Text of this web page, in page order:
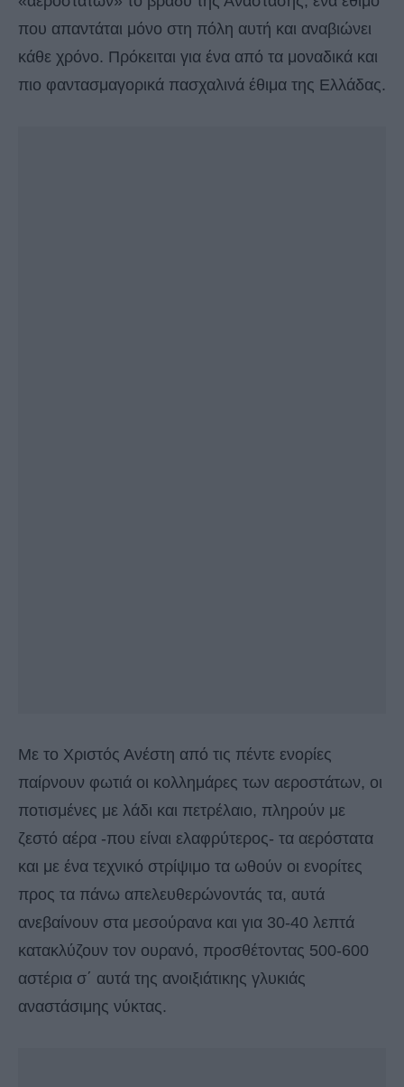
που απαντάται μόνο στη πόλη αυτή και αναβιώνει
κάθε χρόνο. Πρόκειται για ένα από τα μοναδικά και
πιο φαντασμαγορικά πασχαλινά έθιμα της Ελλάδας.
Με το Χριστός Ανέστη από τις πέντε ενορίες
παίρνουν φωτιά οι κολλημάρες των αεροστάτων, οι
ποτισμένες με λάδι και πετρέλαιο, πληρούν με
ζεστό αέρα -που είναι ελαφρύτερος- τα αερόστατα
και με ένα τεχνικό στρίψιμο τα ωθούν οι ενορίτες
προς τα πάνω απελευθερώνοντάς τα, αυτά
ανεβαίνουν στα μεσούρανα και για 30-40 λεπτά
κατακλύζουν τον ουρανό, προσθέτοντας 500-600
αστέρια σ΄ αυτά της ανοιξιάτικης γλυκιάς
αναστάσιμης νύκτας.